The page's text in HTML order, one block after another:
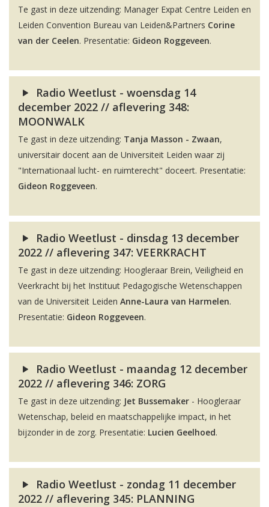
Te gast in deze uitzending: Manager Expat Centre Leiden en
Leiden Convention Bureau van Leiden&Partners Corine
van der Ceelen. Presentatie: Gideon Roggeveen.
Radio Weetlust - woensdag 14
december 2022 // aflevering 348:
MOONWALK
Te gast in deze uitzending: Tanja Masson - Zwaan,
universitair docent aan de Universiteit Leiden waar zij
"Internationaal lucht- en ruimterecht" doceert. Presentatie:
Gideon Roggeveen.
Radio Weetlust - dinsdag 13 december
2022 // aflevering 347: VEERKRACHT
Te gast in deze uitzending: Hoogleraar Brein, Veiligheid en
Veerkracht bij het Instituut Pedagogische Wetenschappen
van de Universiteit Leiden Anne-Laura van Harmelen.
Presentatie: Gideon Roggeveen.
Radio Weetlust - maandag 12 december
2022 // aflevering 346: ZORG
Te gast in deze uitzending: Jet Bussemaker - Hoogleraar
Wetenschap, beleid en maatschappelijke impact, in het
bijzonder in de zorg. Presentatie: Lucien Geelhoed.
Radio Weetlust - zondag 11 december
2022 // aflevering 345: PLANNING